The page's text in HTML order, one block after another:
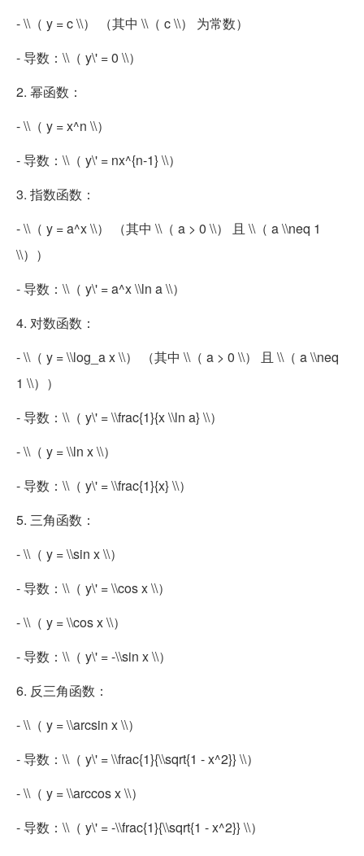
- \\（ y = c \\） （其中 \\（ c \\） 为常数）
- 导数：\\（ y\' = 0 \\）
2. 幂函数：
- \\（ y = x^n \\）
- 导数：\\（ y\' = nx^{n-1} \\）
3. 指数函数：
- \\（ y = a^x \\） （其中 \\（ a > 0 \\） 且 \\（ a \\neq 1
\\））
- 导数：\\（ y\' = a^x \\ln a \\）
4. 对数函数：
- \\（ y = \\log_a x \\） （其中 \\（ a > 0 \\） 且 \\（ a \\neq
1 \\））
- 导数：\\（ y\' = \\frac{1}{x \\ln a} \\）
- \\（ y = \\ln x \\）
- 导数：\\（ y\' = \\frac{1}{x} \\）
5. 三角函数：
- \\（ y = \\sin x \\）
- 导数：\\（ y\' = \\cos x \\）
- \\（ y = \\cos x \\）
- 导数：\\（ y\' = -\\sin x \\）
6. 反三角函数：
- \\（ y = \\arcsin x \\）
- 导数：\\（ y\' = \\frac{1}{\\sqrt{1 - x^2}} \\）
- \\（ y = \\arccos x \\）
- 导数：\\（ y\' = -\\frac{1}{\\sqrt{1 - x^2}} \\）